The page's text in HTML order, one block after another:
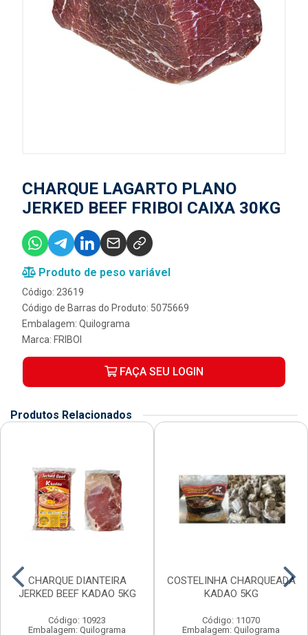
CHARQUE LAGARTO PLANO
JERKED BEEF FRIBOI CAIXA 30KG
Produto de peso variável
Código: 23619
Código de Barras do Produto: 5075669
Embalagem: Quilograma
Marca: FRIBOI
FAÇA SEU LOGIN
Produtos Relacionados
CHARQUE DIANTEIRA
JERKED BEEF KADAO 5KG
Código: 10923
Embalagem: Quilograma
COSTELINHA CHARQUEADA
KADAO 5KG
Código: 11070
Embalagem: Quilograma